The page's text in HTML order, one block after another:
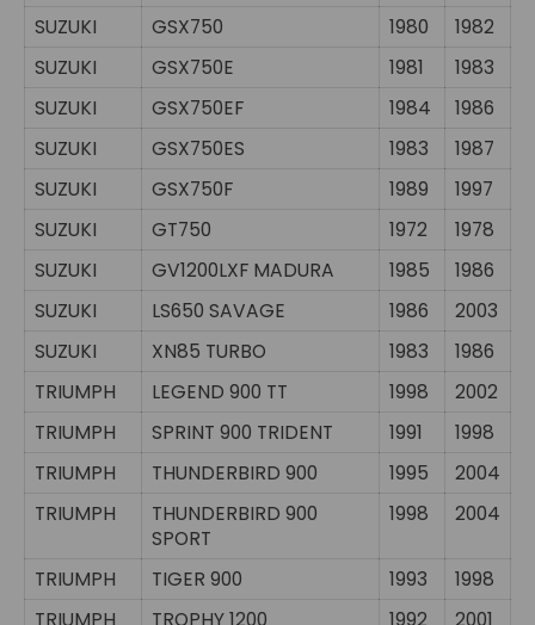
SUZUKI
GSX750 1980
1982
SUZUKI
GSX750E 1981
1983
SUZUKI
GSX750EF 1984
1986
SUZUKI
GSX750ES 1983
1987
SUZUKI
GSX750F 1989
1997
SUZUKI
GT750 1972
1978
SUZUKI
GV1200LXF MADURA 1985
1986
SUZUKI
LS650 SAVAGE 1986
2003
SUZUKI
XN85 TURBO 1983
1986
TRIUMPH
LEGEND 900 TT 1998
2002
TRIUMPH
SPRINT 900 TRIDENT 1991
1998
TRIUMPH
THUNDERBIRD 900 1995
2004
TRIUMPH
THUNDERBIRD 900
SPORT
1998 2004
TRIUMPH TIGER 900 1993
1998
TRIUMPH
TROPHY 1200 1992
2001